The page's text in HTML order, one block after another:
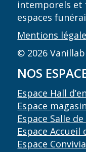
intemporels et
espaces
Mentions
© 2026
NOS
Espace Hall
Espace magasin
Espace Salle
Espace Accueil
Espace